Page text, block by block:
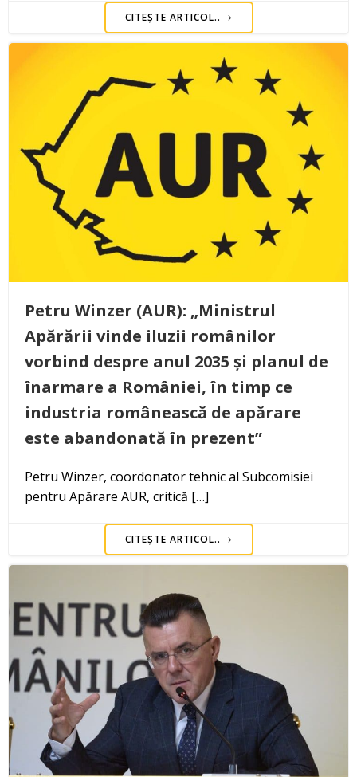
CITEȘTE ARTICOL..
Petru Winzer (AUR): „Ministrul
Apărării vinde iluzii românilor
vorbind despre anul 2035 și planul de
înarmare a României, în timp ce
industria românească de apărare
este abandonată în prezent”
Petru Winzer, coordonator tehnic al Subcomisiei
pentru Apărare AUR, critică […]
CITEȘTE ARTICOL..